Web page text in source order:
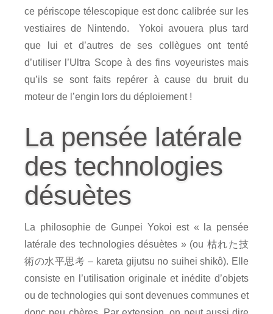
ce périscope télescopique est donc calibrée sur les
vestiaires de Nintendo. Yokoi avouera plus tard
que lui et d’autres de ses collègues ont tenté
d’utiliser l’Ultra Scope à des fins voyeuristes mais
qu’ils se sont faits repérer à cause du bruit du
moteur de l’engin lors du déploiement !
La pensée latérale
des technologies
désuètes
La philosophie de Gunpei Yokoi est « la pensée
latérale des technologies désuètes » (ou 枯れた技
術の水平思考 – kareta gijutsu no suihei shikô). Elle
consiste en l’utilisation originale et inédite d’objets
ou de technologies qui sont devenues communes et